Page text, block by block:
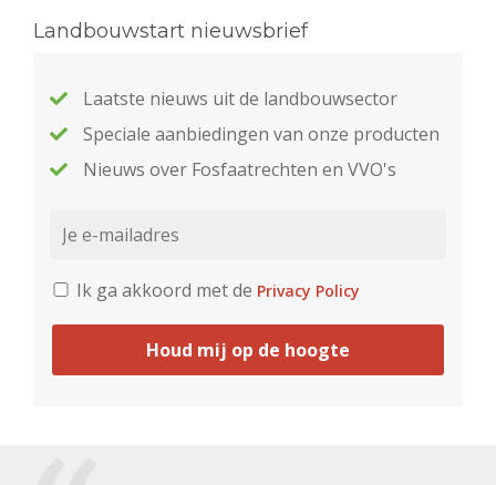
Landbouwstart nieuwsbrief
Laatste nieuws uit de landbouwsector
Speciale aanbiedingen van onze producten
Nieuws over Fosfaatrechten en VVO's
Ik ga akkoord met de Privacy Policy
Houd mij op de hoogte